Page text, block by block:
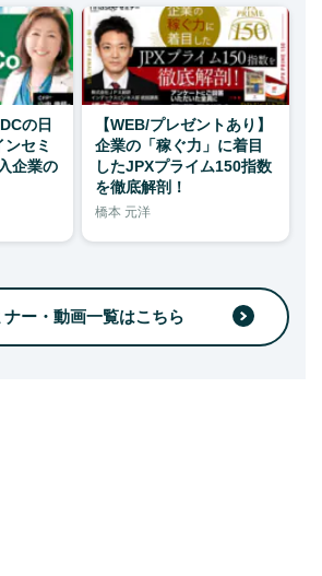
の日
セミ
企業の
【WEB/プレゼントあり】
企業の「稼ぐ力」に着目
したJPXプライム150指数
を徹底解剖！
橋本 元洋
ナー・動画一覧はこちら